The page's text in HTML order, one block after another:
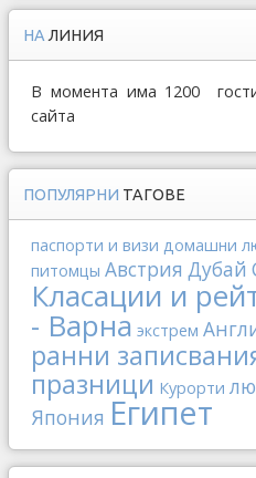
НА ЛИНИЯ
В момента има 1200
сайта
ПОПУЛЯРНИ ТАГОВЕ
паспорти и визи домашни
питомцы Австрия Дубай
Класации и
- Варна экстрем
ранни
празници Курорти
Япония Египет